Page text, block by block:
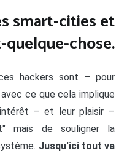
smart-cities et
chose.
hackers sont – pour
ce que cela implique
– et leur plaisir –
mais de souligner la
Jusqu'ici tout va